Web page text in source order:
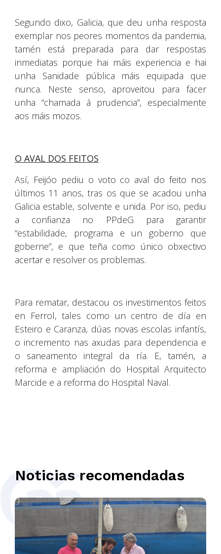
Segundo dixo, Galicia, que deu unha resposta
exemplar nos peores momentos da pandemia,
tamén está preparada para dar respostas
inmediatas porque hai máis experiencia e hai
unha Sanidade pública máis equipada que
nunca. Neste senso, aproveitou para facer
unha “chamada á prudencia”, especialmente
aos máis mozos.
O AVAL DOS FEITOS
Así, Feijóo pediu o voto co aval do feito nos
últimos 11 anos, tras os que se acadou unha
Galicia estable, solvente e unida. Por iso, pediu
a confianza no PPdeG para garantir
“estabilidade, programa e un goberno que
goberne”, e que teña como único obxectivo
acertar e resolver os problemas.
Para rematar, destacou os investimentos feitos
en Ferrol, tales como un centro de día en
Esteiro e Caranza, dúas novas escolas infantís,
o incremento nas axudas para dependencia e
o saneamento integral da ría. E, tamén, a
reforma e ampliación do Hospital Arquitecto
Marcide e a reforma do Hospital Naval.
Noticias recomendadas